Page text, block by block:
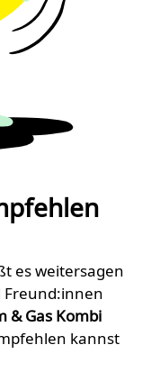
es weitersagen
Freund:innen
& Gas Kombi
kannst